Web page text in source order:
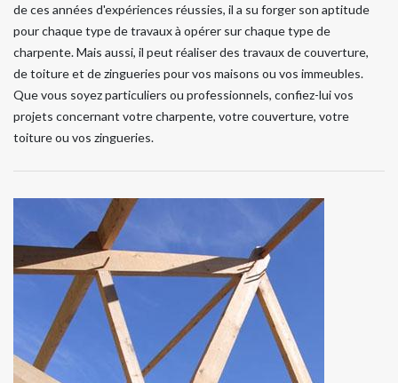
de ces années d'expériences réussies, il a su forger son aptitude
pour chaque type de travaux à opérer sur chaque type de
charpente. Mais aussi, il peut réaliser des travaux de couverture,
de toiture et de zingueries pour vos maisons ou vos immeubles.
Que vous soyez particuliers ou professionnels, confiez-lui vos
projets concernant votre charpente, votre couverture, votre
toiture ou vos zingueries.